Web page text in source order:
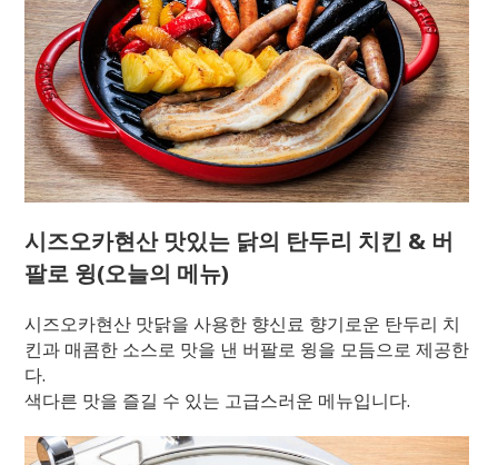
시즈오카현산 맛있는 닭의 탄두리 치킨 & 버
팔로 윙(오늘의 메뉴)
시즈오카현산 맛닭을 사용한 향신료 향기로운 탄두리 치
킨과 매콤한 소스로 맛을 낸 버팔로 윙을 모듬으로 제공한
다.
색다른 맛을 즐길 수 있는 고급스러운 메뉴입니다.